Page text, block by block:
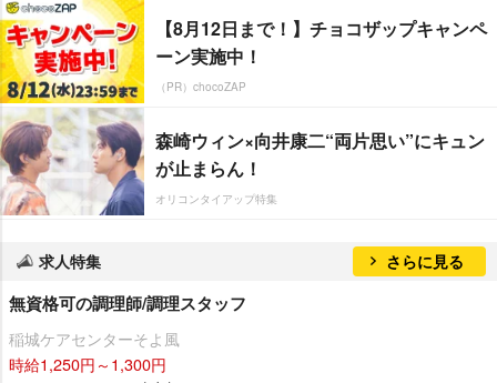
【8月12日まで！】チョコザップキャンペ
ーン実施中！
（PR）chocoZAP
森崎ウィン×向井康二“両片思い”にキュン
が止まらん！
オリコンタイアップ特集
求人特集 さらに見る
無資格可の調理師/調理スタッフ
稲城ケアセンターそよ風
時給1,250円～1,300円